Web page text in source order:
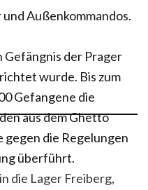
die Lager Freiberg,